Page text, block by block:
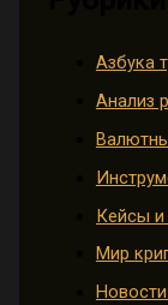
Азбука
Анализ
Кейсы и
Мир